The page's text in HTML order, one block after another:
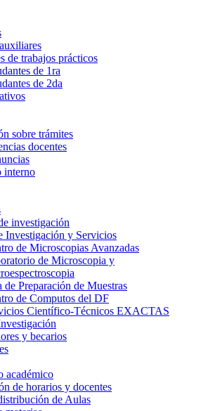
de trabajos prácticos
de 1ra
de 2da
sobre trámites
docentes
interno
investigación
Investigación y Servicios
de Microscopias Avanzadas
de Microscopia y
de Preparación de Muestras
de Computos del DF
Científico-Técnicos EXACTAS
y becarios
académico
de horarios y docentes
de Aulas